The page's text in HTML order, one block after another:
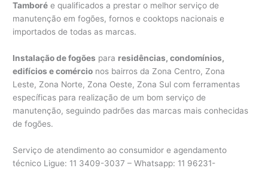
Tamboré e qualificados a prestar o melhor serviço de
manutenção em fogões, fornos e cooktops nacionais e
importados de todas as marcas.
Instalação de fogões para residências, condomínios,
edifícios e comércio nos bairros da Zona Centro, Zona
Leste, Zona Norte, Zona Oeste, Zona Sul com ferramentas
específicas para realização de um bom serviço de
manutenção, seguindo padrões das marcas mais conhecidas
de fogões.
Serviço de atendimento ao consumidor e agendamento
técnico Ligue: 11 3409-3037 – Whatsapp: 11 96231-